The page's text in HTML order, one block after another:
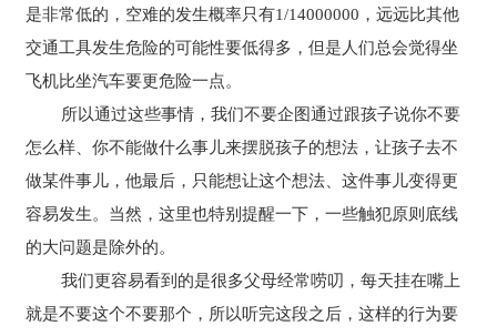
是非常低的，空难的发生概率只有1/14000000，远远比其他
交通工具发生危险的可能性要低得多，但是人们总会觉得坐
飞机比坐汽车要更危险一点。
所以通过这些事情，我们不要企图通过跟孩子说你不要
怎么样、你不能做什么事儿来摆脱孩子的想法，让孩子去不
做某件事儿，他最后，只能想让这个想法、这件事儿变得更
容易发生。当然，这里也特别提醒一下，一些触犯原则底线
的大问题是除外的。
我们更容易看到的是很多父母经常唠叨，每天挂在嘴上
就是不要这个不要那个，所以听完这段之后，这样的行为要